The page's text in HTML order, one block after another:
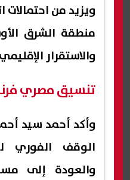
ويزيد من
منطقة الشرق
والاستقرار
تنسيق مصري
وأكد أحمد سيد
الوقف الفوري
والعودة إلى